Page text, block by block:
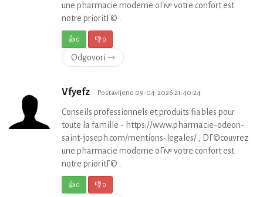
une pharmacie moderne oГ№ votre confort est
notre prioritГ© .
👍0 👎0
Odgovori ⇾
Vfyefz Postavljeno 09-04-2026 21:40:24
Conseils professionnels et produits fiables pour
toute la famille - https://www.pharmacie-odeon-
saint-joseph.com/mentions-legales/ , DГ©couvrez
une pharmacie moderne oГ№ votre confort est
notre prioritГ© .
👍0 👎0